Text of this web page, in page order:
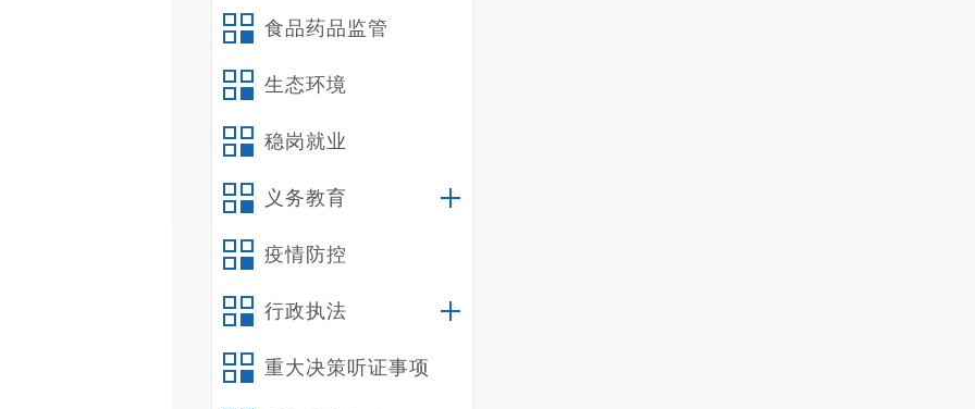
食品药品监管
生态环境
稳岗就业
义务教育
疫情防控
行政执法
重大决策听证事项